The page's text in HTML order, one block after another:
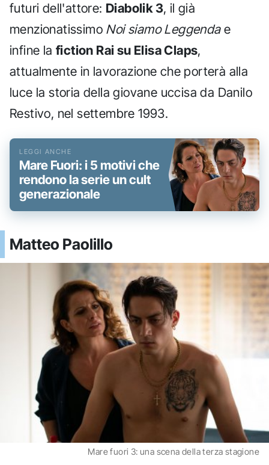
futuri dell'attore: Diabolik 3, il già
menzionatissimo Noi siamo Leggendae
infine lafiction Rai su Elisa Claps,
attualmente in lavorazione che porterà alla
luce la storia della giovane uccisa da Danilo
Restivo, nel settembre 1993.
Mare Fuori: i 5 motivi che
rendono la serie un cult
generazionale
Matteo Paolillo
Mare fuori 3: una scena della terza stagione